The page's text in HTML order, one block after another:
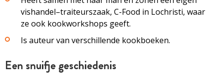
vishandel–traiteurszaak, C-Food in Lochristi, waar
ze ook kookworkshops geeft.
Is auteur van verschillende kookboeken.
Een snuifje geschiedenis